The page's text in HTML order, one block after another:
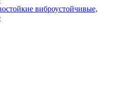
виброустойчивые,